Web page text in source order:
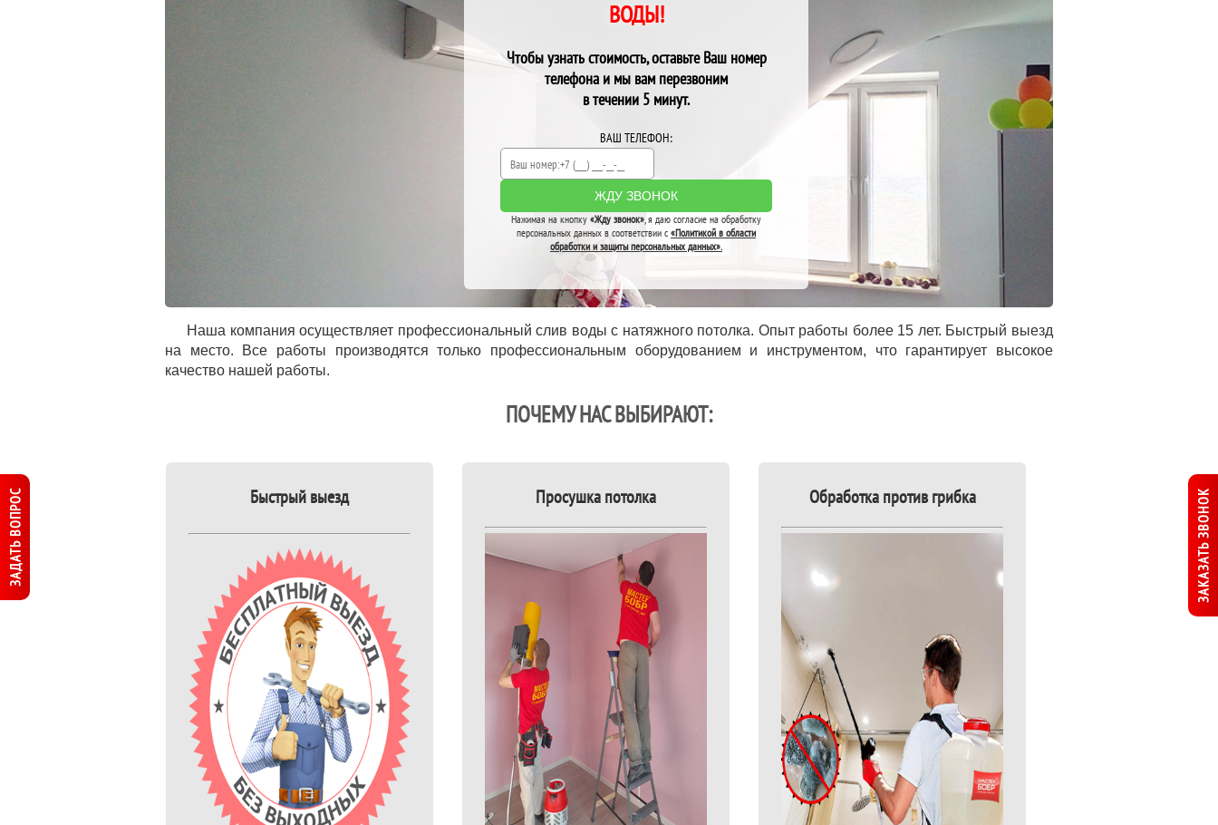
ВОДЫ!
Чтобы узнать стоимость, оставьте Ваш номер
телефона и мы вам перезвоним
в течении 5 минут.
ВАШ ТЕЛЕФОН:
ЖДУ ЗВОНОК
Нажимая на кнопку «Жду звонок», я даю согласие на обработку
персональных данных в соответствии с «Политикой в области
обработки и защиты персональных данных».
Наша компания осуществляет профессиональный слив воды с натяжного потолка. Опыт работы более 15 лет. Быстрый выезд
на место. Все работы производятся только профессиональным оборудованием и инструментом, что гарантирует высокое
качество нашей работы.
ПОЧЕМУ НАС ВЫБИРАЮТ:
Быстрый выезд Просушка потолка Обработка против грибка ЗАКАЗАТЬ ЗВОНОК
ЗАДАТЬ ВОПРОС